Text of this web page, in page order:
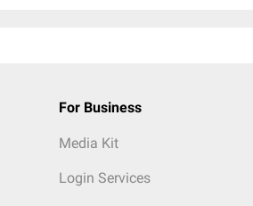
For Business
Media Kit
Login Services